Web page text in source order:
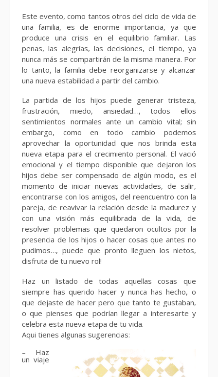
Este evento, como tantos otros del ciclo de vida de
una familia, es de enorme importancia, ya que
produce una crisis en el equilibrio familiar. Las
penas, las alegrías, las decisiones, el tiempo, ya
nunca más se compartirán de la misma manera. Por
lo tanto, la familia debe reorganizarse y alcanzar
una nueva estabilidad a partir del cambio.
La partida de los hijos puede generar tristeza,
frustración, miedo, ansiedad…, todos ellos
sentimientos normales ante un cambio vital; sin
embargo, como en todo cambio podemos
aprovechar la oportunidad que nos brinda esta
nueva etapa para el crecimiento personal. El vació
emocional y el tiempo disponible que dejaron los
hijos debe ser compensado de algún modo, es el
momento de iniciar nuevas actividades, de salir,
encontrarse con los amigos, del reencuentro con la
pareja, de reavivar la relación desde la madurez y
con una visión más equilibrada de la vida, de
resolver problemas que quedaron ocultos por la
presencia de los hijos o hacer cosas que antes no
pudimos…, puede que pronto lleguen los nietos,
disfruta de tu nuevo rol!
Haz un listado de todas aquellas cosas que
siempre has querido hacer y nunca has hecho, o
que dejaste de hacer pero que tanto te gustaban,
o que pienses que podrían llegar a interesarte y
celebra esta nueva etapa de tu vida.
Aqui tienes algunas sugerencias:
– Haz
un viaje